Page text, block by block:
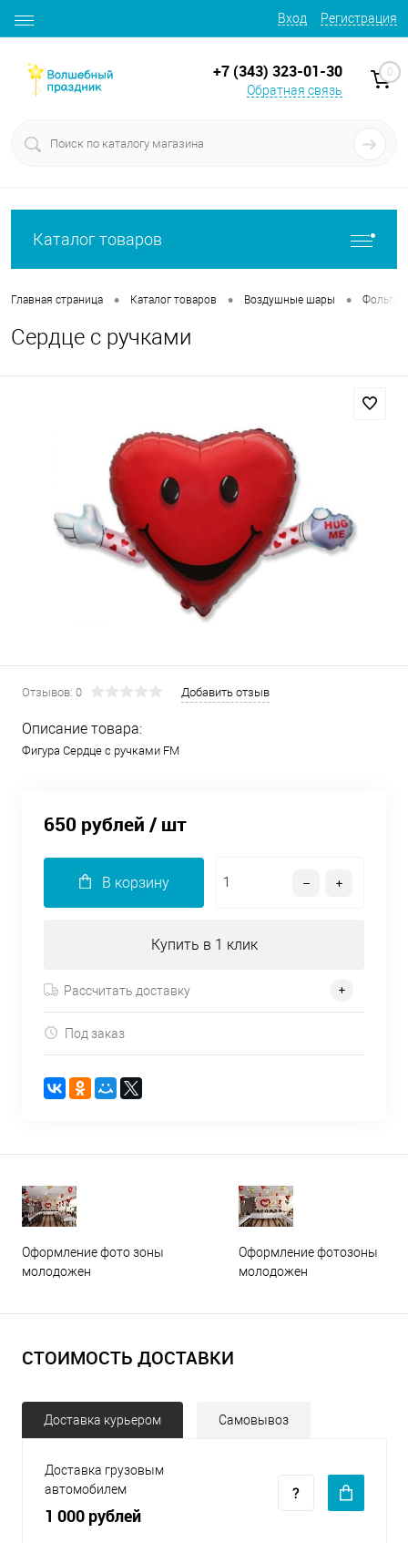
Вход Регистрация
+7 (343) 323-01-30
Обратная связь
0
Каталог товаров
Главная страница • Каталог товаров • Воздушные шары •
Сердце с ручками
Отзывов: 0 Добавить отзыв
Описание товара:
Фигура Сердце с ручками FM
650 рублей / шт
В корзину
Купить в 1 клик
Рассчитать доставку
Под заказ
Оформление фото зоны
молодожен
Оформление фотозоны
молодожен
СТОИМОСТЬ ДОСТАВКИ
Доставка курьером Самовывоз
Доставка грузовым
автомобилем
1 000 рублей